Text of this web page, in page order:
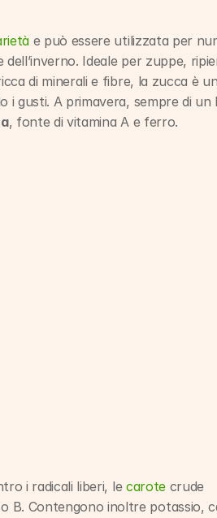
e può essere utilizzata per
Ideale per zuppe,
di minerali e fibre, la zucca è
i gusti. A primavera, sempre di un
, fonte di vitamina A e ferro.
i radicali liberi, le carote crude
B. Contengono inoltre potassio,